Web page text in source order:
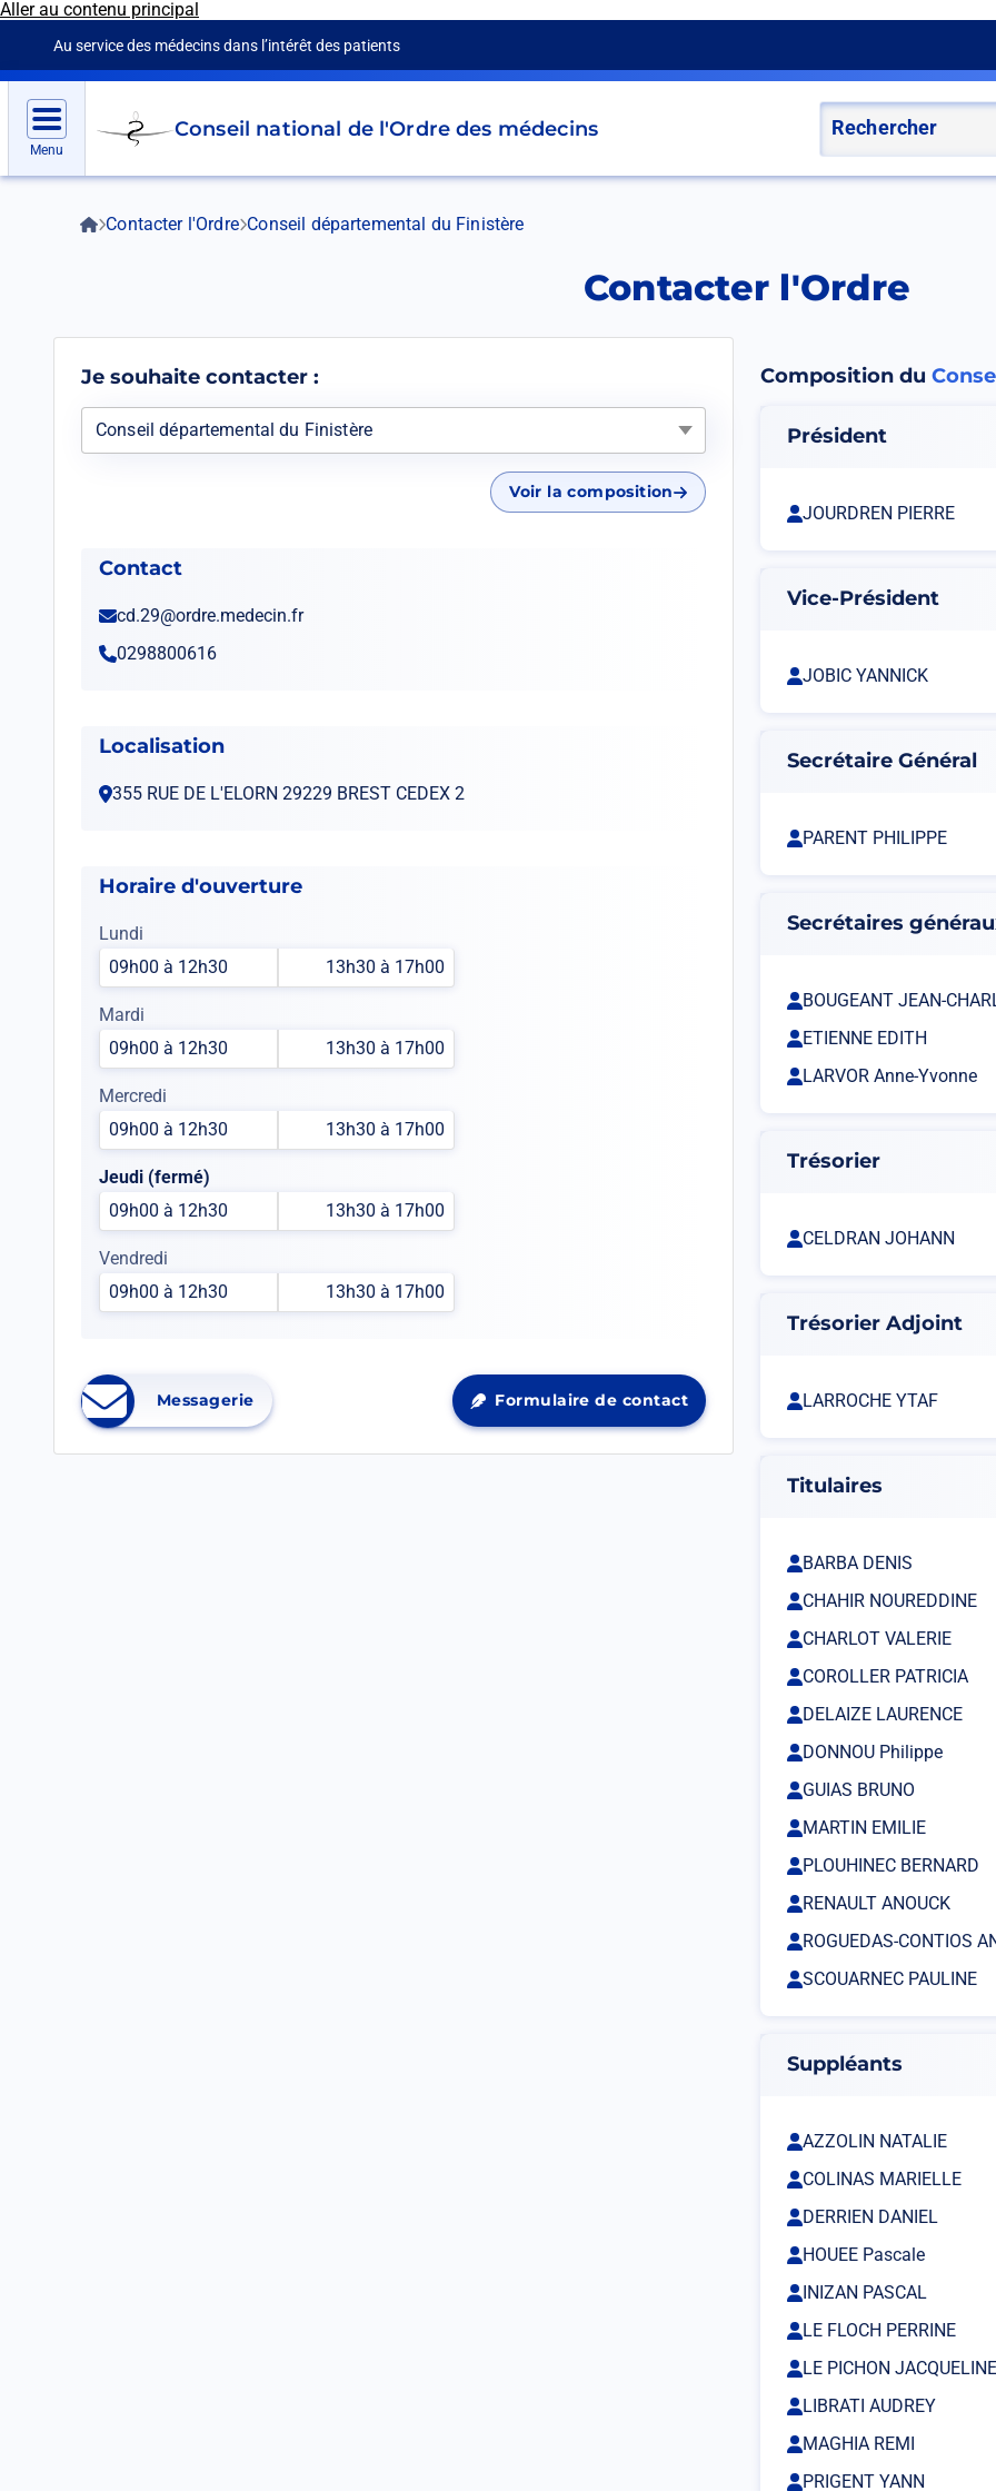
Aller au contenu principal
Au service des médecins dans l’intérêt des patients
Menu
to
Conseil national de l'Ordre des médecins
Accueil
Contacter l'Ordre Conseil départemental du Finistère
Contacter l'Ordre
Je souhaite contacter :
Voir la composition
Contact
cd.29@ordre.medecin.fr
0298800616
Localisation
355 RUE DE L'ELORN 29229 BREST CEDEX 2
Horaire d'ouverture
Lundi
09h00 à 12h30
13h30 à 17h00
Mardi
09h00 à 12h30
13h30 à 17h00
Mercredi
09h00 à 12h30
13h30 à 17h00
Jeudi (fermé)
09h00 à 12h30
13h30 à 17h00
Vendredi
09h00 à 12h30
13h30 à 17h00
Messagerie
Ouvrir
dans
Formulaire de contact
Ouvrir
dans
Composition du
Président
JOURDREN PIERRE
Vice-Président
JOBIC YANNICK
Secrétaire Général
PARENT PHILIPPE
Secrétaires
BOUGEANT JEAN-
ETIENNE EDITH
LARVOR Anne-Yvonne
Trésorier
CELDRAN JOHANN
Trésorier Adjoint
LARROCHE YTAF
Titulaires
BARBA DENIS
CHAHIR NOUREDDINE
CHARLOT VALERIE
COROLLER PATRICIA
DELAIZE LAURENCE
DONNOU Philippe
GUIAS BRUNO
MARTIN EMILIE
PLOUHINEC BERNARD
RENAULT ANOUCK
ROGUEDAS-CONTIOS
SCOUARNEC PAULINE
Suppléants
AZZOLIN NATALIE
COLINAS MARIELLE
DERRIEN DANIEL
HOUEE Pascale
INIZAN PASCAL
LE FLOCH PERRINE
LE PICHON JACQUELINE
LIBRATI AUDREY
MAGHIA REMI
PRIGENT YANN
Panneau de gestion des cookies